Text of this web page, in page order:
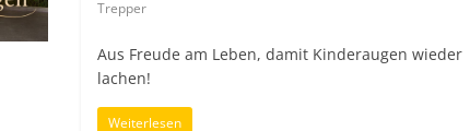
Trepper
Aus Freude am Leben, damit Kinderaugen wieder
lachen!
Weiterlesen